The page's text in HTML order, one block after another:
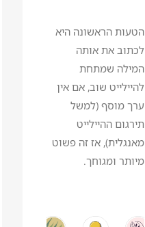
הטעות הראשונה היא
לכתוב את אותה
המילה שמתחת
להיילייט שוב, אם אין
ערך מוסף (למשל
תירגום ההיילייט
מאנגלית), אז זה פשוט
מיותר ומגוחך.